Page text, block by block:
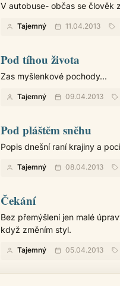
V autobuse- občas se člověk
Tajemný 11.04.2013
Pod tíhou života
Zas myšlenkové pochody...
Tajemný 09.04.2013
Pod pláštěm sněhu
Popis dnešní raní krajiny a
Tajemný 08.04.2013
Čekání
Bez přemýšlení jen malé
když změním styl.
Tajemný 05.04.2013